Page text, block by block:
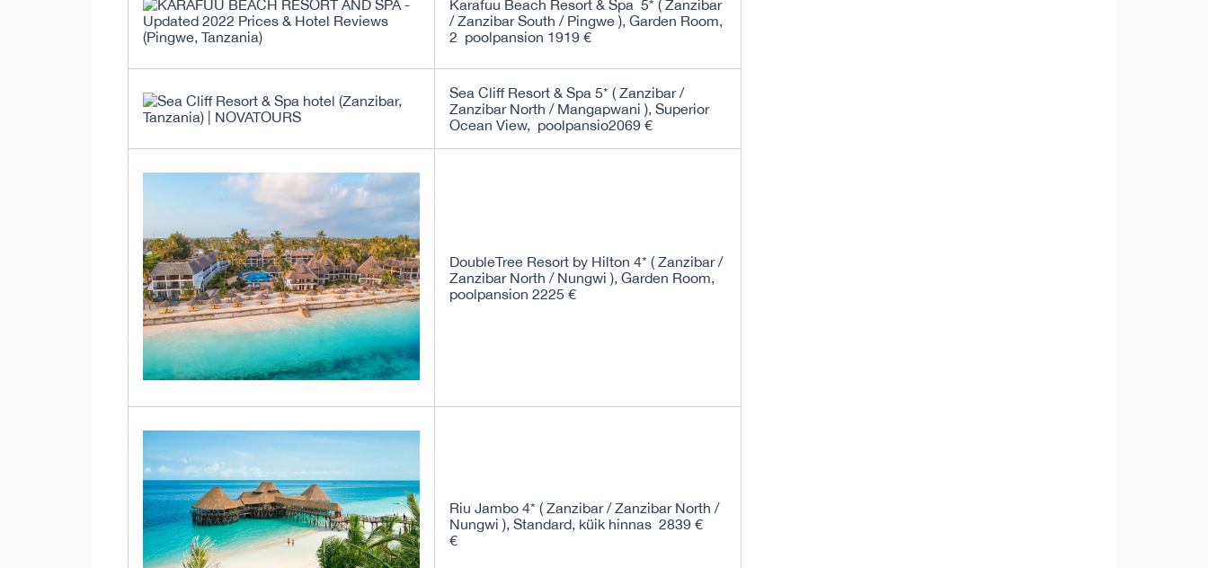
Karafuu Beach Resort & Spa 5* ( Zanzibar
/ Zanzibar South / Pingwe ), Garden Room,
2 poolpansion 1919 €
Sea Cliff Resort & Spa 5* ( Zanzibar /
Zanzibar North / Mangapwani ), Superior
Ocean View, poolpansio2069 €
DoubleTree Resort by Hilton 4* ( Zanzibar /
Zanzibar North / Nungwi ), Garden Room,
poolpansion 2225 €
Riu Jambo 4* ( Zanzibar / Zanzibar North /
Nungwi ), Standard, küik hinnas 2839 €
€